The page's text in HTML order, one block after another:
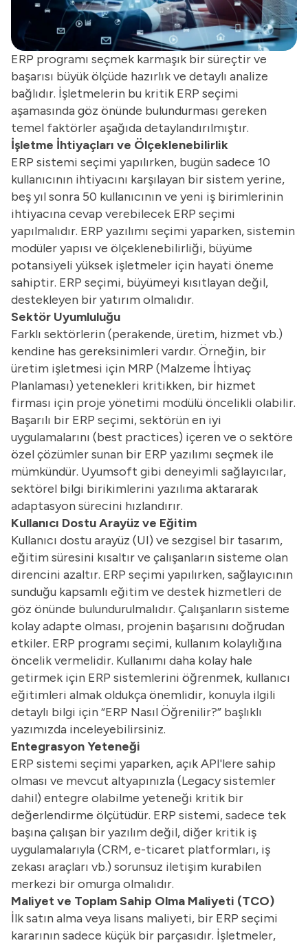
ERP programı seçmek karmaşık bir süreçtir ve
başarısı büyük ölçüde hazırlık ve detaylı analize
bağlıdır. İşletmelerin bu kritik ERP seçimi
aşamasında göz önünde bulundurması gereken
temel faktörler aşağıda detaylandırılmıştır.
İşletme İhtiyaçları ve Ölçeklenebilirlik
ERP sistemi seçimi yapılırken, bugün sadece 10
kullanıcının ihtiyacını karşılayan bir sistem yerine,
beş yıl sonra 50 kullanıcının ve yeni iş birimlerinin
ihtiyacına cevap verebilecek ERP seçimi
yapılmalıdır. ERP yazılımı seçimi yaparken, sistemin
modüler yapısı ve ölçeklenebilirliği, büyüme
potansiyeli yüksek işletmeler için hayati öneme
sahiptir. ERP seçimi, büyümeyi kısıtlayan değil,
destekleyen bir yatırım olmalıdır.
Sektör Uyumluluğu
Farklı sektörlerin (perakende, üretim, hizmet vb.)
kendine has gereksinimleri vardır. Örneğin, bir
üretim işletmesi için MRP (Malzeme İhtiyaç
Planlaması) yetenekleri kritikken, bir hizmet
firması için proje yönetimi modülü öncelikli olabilir.
Başarılı bir ERP seçimi, sektörün en iyi
uygulamalarını (best practices) içeren ve o sektöre
özel çözümler sunan bir ERP yazılımı seçmek ile
mümkündür. Uyumsoft gibi deneyimli sağlayıcılar,
sektörel bilgi birikimlerini yazılıma aktararak
adaptasyon sürecini hızlandırır.
Kullanıcı Dostu Arayüz ve Eğitim
Kullanıcı dostu arayüz (UI) ve sezgisel bir tasarım,
eğitim süresini kısaltır ve çalışanların sisteme olan
direncini azaltır. ERP seçimi yapılırken, sağlayıcının
sunduğu kapsamlı eğitim ve destek hizmetleri de
göz önünde bulundurulmalıdır. Çalışanların sisteme
kolay adapte olması, projenin başarısını doğrudan
etkiler. ERP programı seçimi, kullanım kolaylığına
öncelik vermelidir. Kullanımı daha kolay hale
getirmek için ERP sistemlerini öğrenmek, kullanıcı
eğitimleri almak oldukça önemlidir, konuyla ilgili
detaylı bilgi için “ERP Nasıl Öğrenilir?” başlıklı
yazımızda inceleyebilirsiniz.
Entegrasyon Yeteneği
ERP sistemi seçimi yaparken, açık API'lere sahip
olması ve mevcut altyapınızla (Legacy sistemler
dahil) entegre olabilme yeteneği kritik bir
değerlendirme ölçütüdür. ERP sistemi, sadece tek
başına çalışan bir yazılım değil, diğer kritik iş
uygulamalarıyla (CRM, e-ticaret platformları, iş
zekası araçları vb.) sorunsuz iletişim kurabilen
merkezi bir omurga olmalıdır.
Maliyet ve Toplam Sahip Olma Maliyeti (TCO)
İlk satın alma veya lisans maliyeti, bir ERP seçimi
kararının sadece küçük bir parçasıdır. İşletmeler,